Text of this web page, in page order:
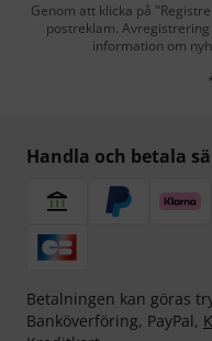
Genom att klicka på
postreklam.
information om
Handla och betala
Betalningen kan göras
Banköverföring, PayPal,